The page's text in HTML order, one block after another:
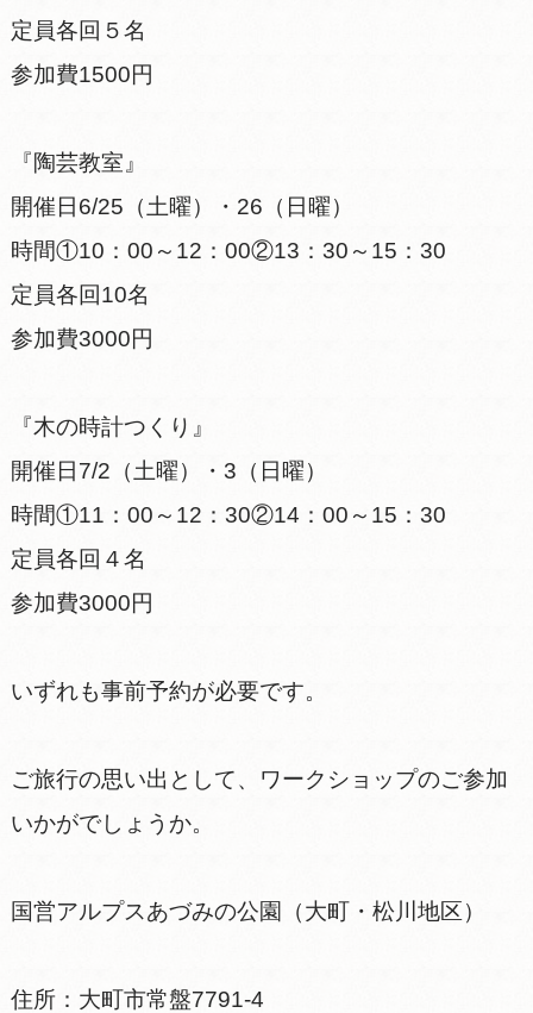
定員各回５名
参加費1500円
『陶芸教室』
開催日6/25（土曜）・26（日曜）
時間①10：00～12：00②13：30～15：30
定員各回10名
参加費3000円
『木の時計つくり』
開催日7/2（土曜）・3（日曜）
時間①11：00～12：30②14：00～15：30
定員各回４名
参加費3000円
いずれも事前予約が必要です。
ご旅行の思い出として、ワークショップのご参加
いかがでしょうか。
国営アルプスあづみの公園（大町・松川地区）
住所：大町市常盤7791-4